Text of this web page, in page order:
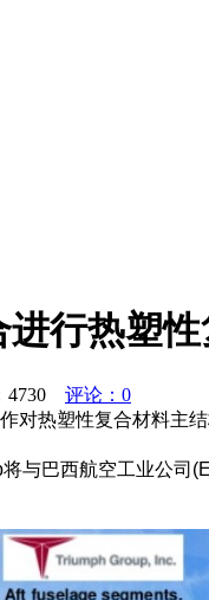
行热塑
4730
评论：0
对热塑性复合材料
与巴西航空工业公